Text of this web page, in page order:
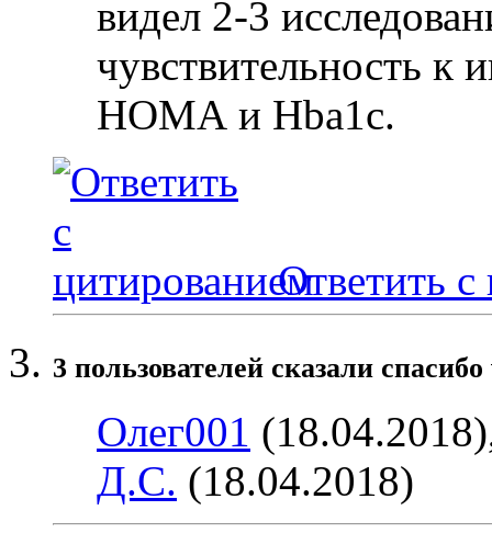
видел 2-3
чувствительность к
НОМА и Hba1c.
Ответить с
3 пользователей сказали
Олег001
Д.С. (18.04.2018)